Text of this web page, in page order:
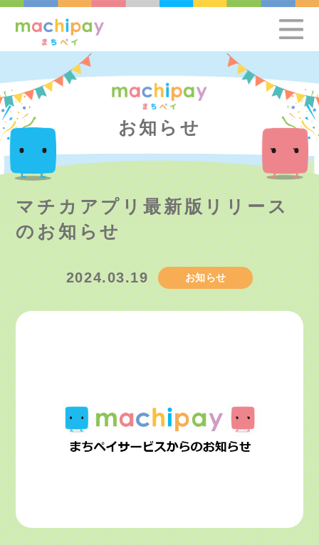
お知らせ
マチカアプリ最新版リリース
のお知らせ
2024.03.19 お知らせ